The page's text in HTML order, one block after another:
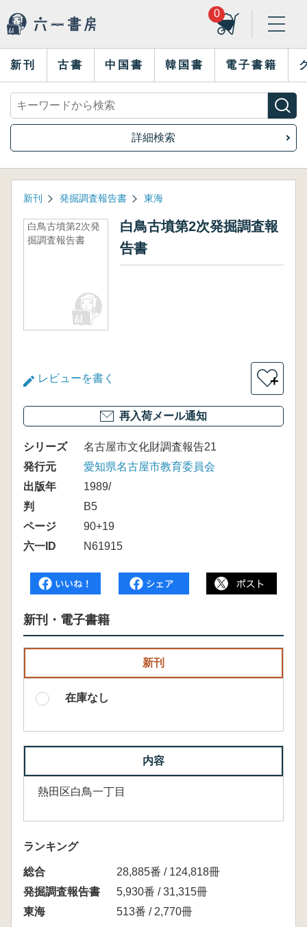
0
新刊 古書 中国書 韓国書 電子書籍
詳細検索
新刊 発掘調査報告書 東海
白鳥古墳第2次発
掘調査報告書
白鳥古墳第2次発掘調査報
告書
レビューを書く ＋
再入荷メール通知
シリーズ
名古屋市文化財調査報告21
発行元
愛知県名古屋市教育委員会
出版年
1989/
判
B5
ページ
90+19
六一ID
N61915
新刊・電子書籍
新刊
在庫なし
内容
熱田区白鳥一丁目
ランキング
総合
28,885番 / 124,818冊
発掘調査報告書
5,930番 / 31,315冊
東海
513番 / 2,770冊